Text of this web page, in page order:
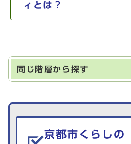
ィとは？
同じ階層から探す
生活情報を探す
京都市くらしの